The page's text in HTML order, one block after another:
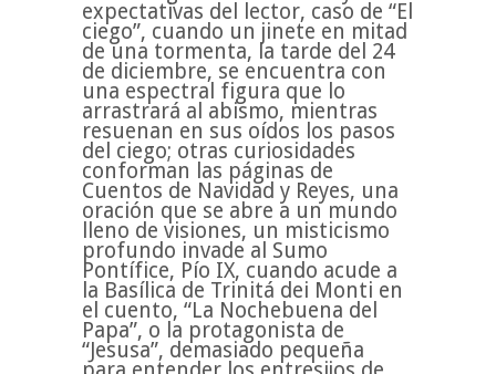
expectativas del lector, caso de “El
ciego”, cuando un jinete en mitad
de una tormenta, la tarde del 24
de diciembre, se encuentra con
una espectral figura que lo
arrastrará al abismo, mientras
resuenan en sus oídos los pasos
del ciego; otras curiosidades
conforman las páginas de
Cuentos de Navidad y Reyes, una
oración que se abre a un mundo
lleno de visiones, un misticismo
profundo invade al Sumo
Pontífice, Pío IX, cuando acude a
la Basílica de Trinitá dei Monti en
el cuento, “La Nochebuena del
Papa”, o la protagonista de
“Jesusa”, demasiado pequeña